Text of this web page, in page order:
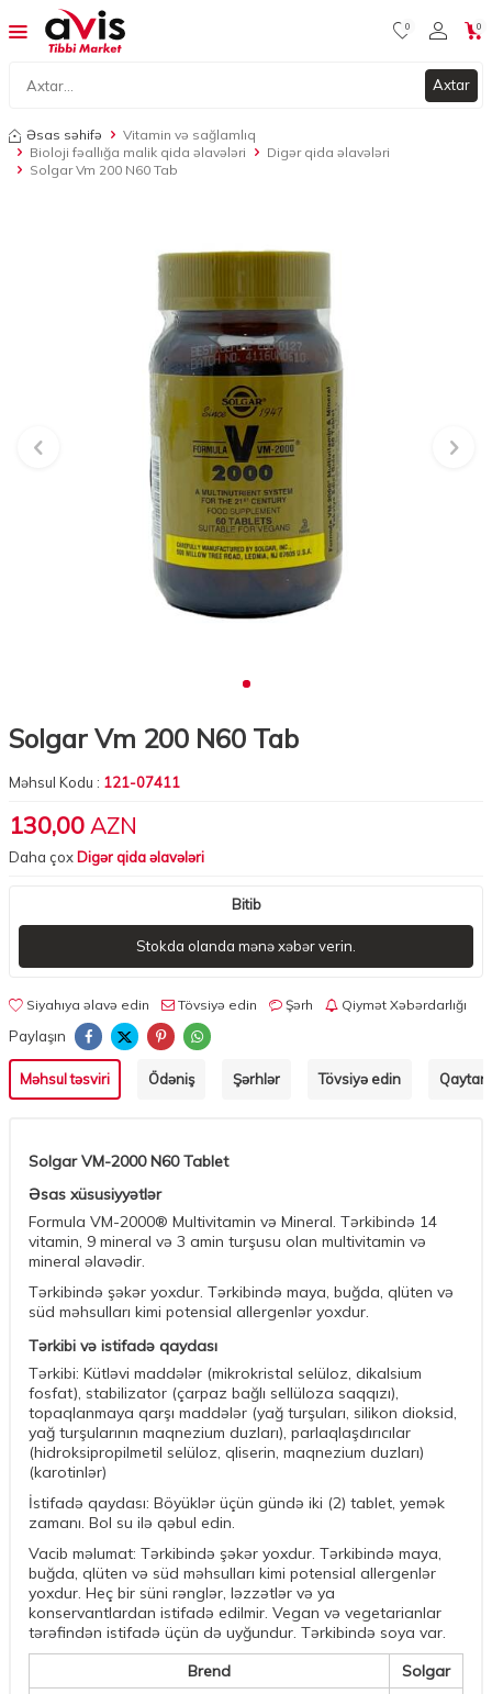
Axtar
0 0
Əsas səhifə
Vitamin və sağlamlıq
Bioloji fəallığa malik qida əlavələri
Digər qida əlavələri
Solgar Vm 200 N60 Tab
Solgar Vm 200 N60 Tab
Məhsul Kodu : 121-07411
130,00 AZN
Daha çox Digər qida əlavələri
Bitib
Stokda olanda mənə xəbər verin.
Siyahıya əlavə edin Tövsiyə edin Şərh Qiymət Xəbərdarlığı
Paylaşın
Məhsul təsviri Ödəniş Şərhlər Tövsiyə edin
Solgar VM-2000 N60 Tablet
Əsas xüsusiyyətlər
Formula VM-2000® Multivitamin və Mineral. Tərkibində 14
vitamin, 9 mineral və 3 amin turşusu olan multivitamin və
mineral əlavədir.
Tərkibində şəkər yoxdur. Tərkibində maya, buğda, qlüten və
süd məhsulları kimi potensial allergenlər yoxdur.
Tərkibi və istifadə qaydası
Tərkibi: Kütləvi maddələr (mikrokristal selüloz, dikalsium
fosfat), stabilizator (çarpaz bağlı sellüloza saqqızı),
topaqlanmaya qarşı maddələr (yağ turşuları, silikon dioksid,
yağ turşularının maqnezium duzları), parlaqlaşdırıcılar
(hidroksipropilmetil selüloz, qliserin, maqnezium duzları)
(karotinlər)
İstifadə qaydası: Böyüklər üçün gündə iki (2) tablet, yemək
zamanı. Bol su ilə qəbul edin.
Vacib məlumat: Tərkibində şəkər yoxdur. Tərkibində maya,
buğda, qlüten və süd məhsulları kimi potensial allergenlər
yoxdur. Heç bir süni rənglər, ləzzətlər və ya
konservantlardan istifadə edilmir. Vegan və vegetarianlar
tərəfindən istifadə üçün də uyğundur. Tərkibində soya var.
Brend
Solgar